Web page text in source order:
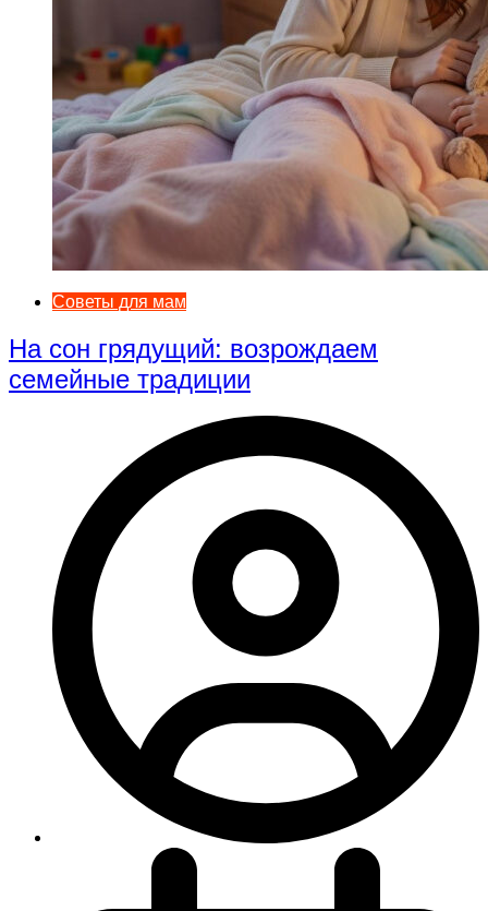
Советы для мам
На сон грядущий: возрождаем
семейные традиции